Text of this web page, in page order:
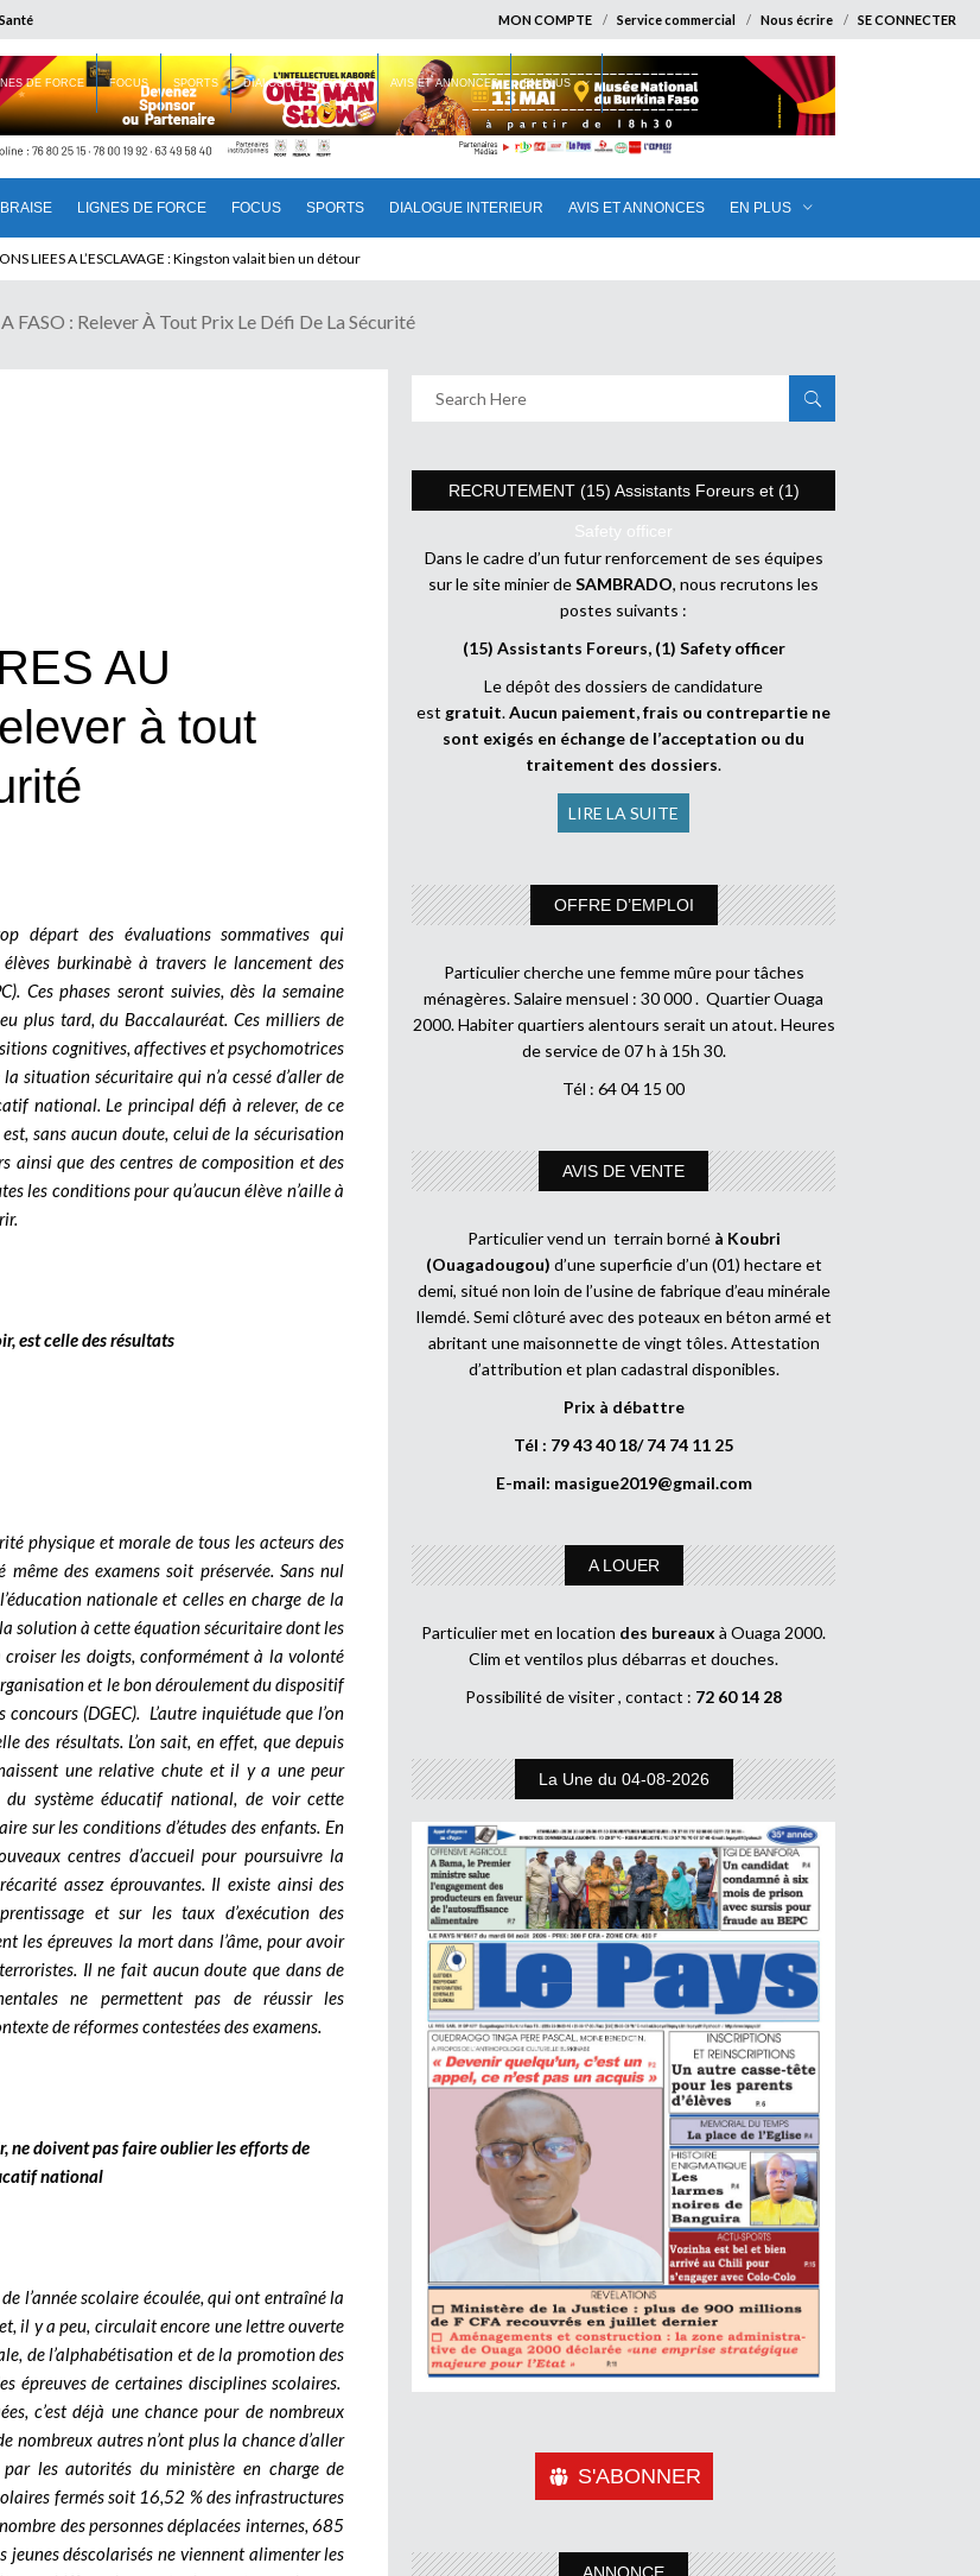
MON COMPTE Service commercial Nous écrire SE CONNECTER
LIGNES DE FORCE FOCUS SPORTS DIALOGUE INTERIEUR AVIS ET ANNONCES EN PLUS
DE FORCE FOCUS SPORTS DIALOGUE INTERIEUR AVIS ET ANNONCES EN PLUS
LIEES A L’ESCLAVAGE : Kingston valait bien un détour
: Qui pilote le Cameroun ?
FASO : Relever À Tout Prix Le Défi De La Sécurité
AU
à tout
départ des évaluations sommatives qui
burkinabè à travers le lancement des
Ces phases seront suivies, dès la semaine
plus tard, du Baccalauréat. Ces milliers de
cognitives, affectives et psychomotrices
situation sécuritaire qui n’a cessé d’aller de
national. Le principal défi à relever, de ce
sans aucun doute, celui de la sécurisation
ainsi que des centres de composition et des
les conditions pour qu’aucun élève n’aille à
est celle des résultats
physique et morale de tous les acteurs des
des examens soit préservée. Sans nul
nationale et celles en charge de la
solution à cette équation sécuritaire dont les
les doigts, conformément à la volonté
et le bon déroulement du dispositif
(DGEC). L’autre inquiétude que l’on
des résultats. L’on sait, en effet, que depuis
une relative chute et il y a une peur
système éducatif national, de voir cette
sur les conditions d’études des enfants. En
centres d’accueil pour poursuivre la
assez éprouvantes. Il existe ainsi des
et sur les taux d’exécution des
les épreuves la mort dans l’âme, pour avoir
Il ne fait aucun doute que dans de
ne permettent pas de réussir les
de réformes contestées des examens.
ne doivent pas faire oublier les efforts de
national
l’année scolaire écoulée, qui ont entraîné la
il y a peu, circulait encore une lettre ouverte
de l’alphabétisation et de la promotion des
épreuves de certaines disciplines scolaires.
c’est déjà une chance pour de nombreux
nombreux autres n’ont plus la chance d’aller
les autorités du ministère en charge de
fermés soit 16,52 % des infrastructures
des personnes déplacées internes, 685
déscolarisés ne viennent alimenter les
RECRUTEMENT (15) Assistants Foreurs et (1)
Safety officer
Dans le cadre d’un futur renforcement de ses équipes
sur le site minier deSAMBRADO, nous recrutons les
postes suivants :
(15) Assistants Foreurs, (1) Safety officer
Le dépôt des dossiers de candidature
est gratuit.Aucun paiement, frais ou contrepartie ne
sont exigés en échange de l’acceptation ou du
traitement des dossiers.
LIRE LA SUITE
OFFRE D’EMPLOI
Particulier cherche une femme mûre pour tâches
ménagères. Salaire mensuel : 30 000 . Quartier Ouaga
2000. Habiter quartiers alentours serait un atout. Heures
de service de 07 h à 15h 30.
Tél : 64 04 15 00
AVIS DE VENTE
Particulier vend un terrain borné à Koubri
(Ouagadougou) d’une superficie d’un (01) hectare et
demi, situé non loin de l’usine de fabrique d’eau minérale
Ilemdé. Semi clôturé avec des poteaux en béton armé et
abritant une maisonnette de vingt tôles. Attestation
d’attribution et plan cadastral disponibles.
Prix à débattre
Tél : 79 43 40 18/ 74 74 11 25
E-mail: masigue2019@gmail.com
A LOUER
Particulier met en location des bureaux à Ouaga 2000.
Clim et ventilos plus débarras et douches.
Possibilité de visiter , contact : 72 60 14 28
La Une du 04-08-2026
S'ABONNER